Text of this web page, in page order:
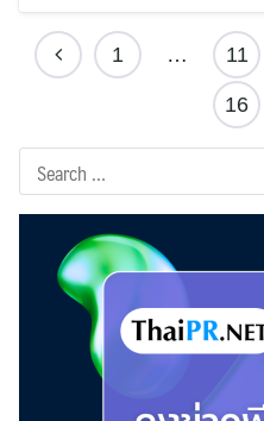
1 … 11
16